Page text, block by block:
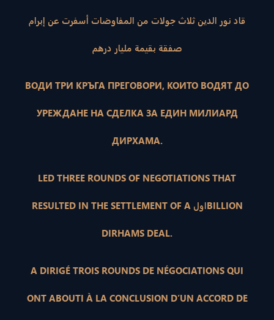
قاد نور الدين ثلاث جولات من المفاوضات أسفرت عن إبرام
صفقة بقيمة مليار درهم
ВОДИ ТРИ КРЪГА ПРЕГОВОРИ, КОИТО ВОДЯТ ДО
УРЕЖДАНЕ НА СДЕЛКА ЗА ЕДИН МИЛИАРД
ДИРХАМА.
LED THREE ROUNDS OF NEGOTIATIONS THAT
RESULTED IN THE SETTLEMENT OF A اولBILLION
DIRHAMS DEAL.
A DIRIGÉ TROIS ROUNDS DE NÉGOCIATIONS QUI
ONT ABOUTI À LA CONCLUSION D’UN ACCORD DE